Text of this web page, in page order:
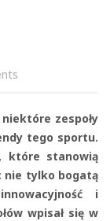
zespoły
tego sportu.
które stanowią
nie tylko bogatą
i
wpisał się w